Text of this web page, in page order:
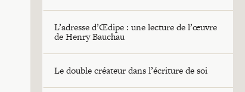
L’adresse d’Œdipe : une lecture de l’œuvre
de Henry Bauchau
Le double créateur dans l’écriture de soi